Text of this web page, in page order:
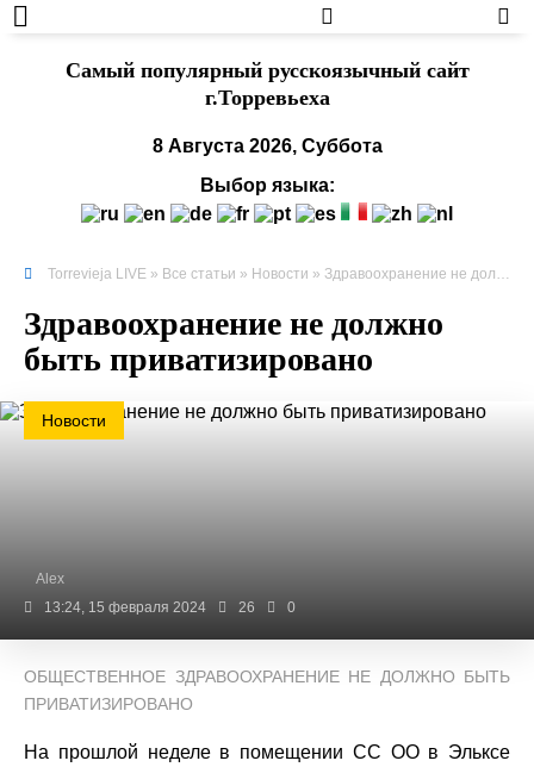
Cамый популярный русскоязычный сайт
г.Торревьеха
8 Августа 2026, Суббота
Выбор языка:
Torrevieja LIVE » Все статьи » Новости » Здравоохранение не должно быть приватизировано
Здравоохранение не должно
быть приватизировано
Новости
Alex
13:24, 15 февраля 2024
26 0
ОБЩЕСТВЕННОЕ ЗДРАВООХРАНЕНИЕ НЕ ДОЛЖНО БЫТЬ
ПРИВАТИЗИРОВАНО
На прошлой неделе в помещении CC OO в Эльксе